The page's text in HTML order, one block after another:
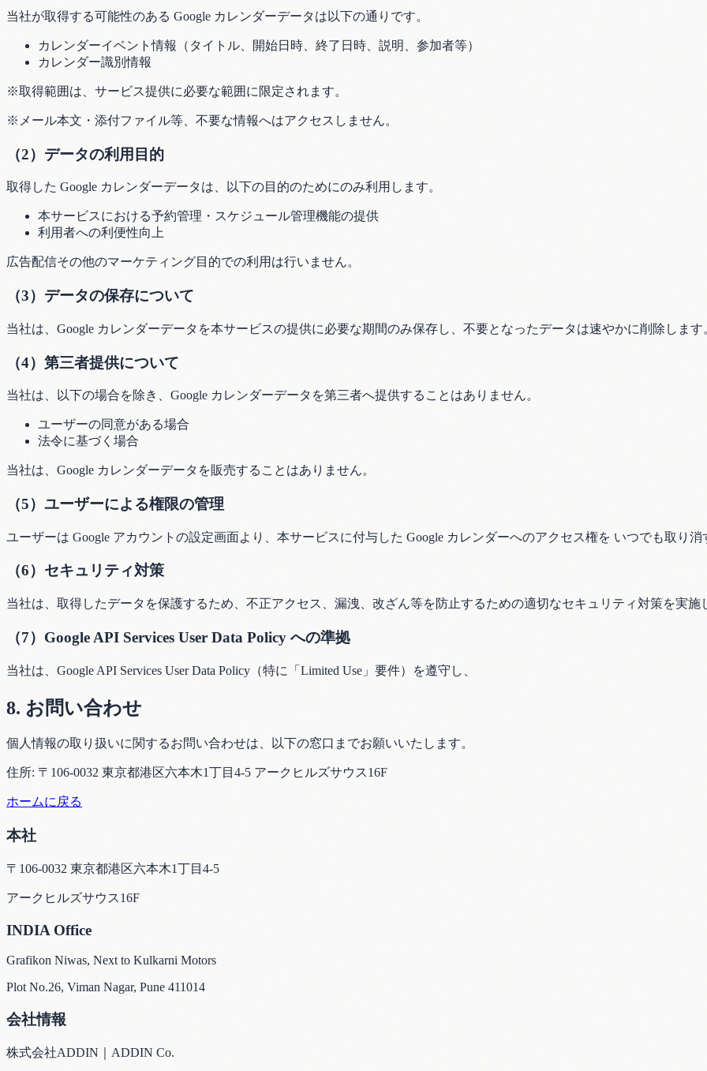
当社が取得する可能性のある Google カレンダーデータは以下の通りです。
カレンダーイベント情報（タイトル、開始日時、終了日時、説明、参加者等）
カレンダー識別情報
※取得範囲は、サービス提供に必要な範囲に限定されます。
※メール本文・添付ファイル等、不要な情報へはアクセスしません。
（2）データの利用目的
取得した Google カレンダーデータは、以下の目的のためにのみ利用します。
本サービスにおける予約管理・スケジュール管理機能の提供
利用者への利便性向上
広告配信その他のマーケティング目的での利用は行いません。
（3）データの保存について
当社は、Google カレンダーデータを本サービスの提供に必要な期間のみ保存し、不要となったデータは速やかに削除します
（4）第三者提供について
当社は、以下の場合を除き、Google カレンダーデータを第三者へ提供することはありません。
ユーザーの同意がある場合
法令に基づく場合
当社は、Google カレンダーデータを販売することはありません。
（5）ユーザーによる権限の管理
ユーザーは Google アカウントの設定画面より、本サービスに付与した Google カレンダーへのアクセス権を いつでも取り
（6）セキュリティ対策
当社は、取得したデータを保護するため、不正アクセス、漏洩、改ざん等を防止するための適切なセキュリティ対策を実施
（7）Google API Services User Data Policy への準拠
当社は、Google API Services User Data Policy（特に「Limited Use」要件）を遵守し、
8. お問い合わせ
個人情報の取り扱いに関するお問い合わせは、以下の窓口までお願いいたします。
住所: 〒106-0032 東京都港区六本木1丁目4-5 アークヒルズサウス16F
ホームに戻る
本社
〒106-0032 東京都港区六本木1丁目4-5
アークヒルズサウス16F
INDIA Office
Grafikon Niwas, Next to Kulkarni Motors
Plot No.26, Viman Nagar, Pune 411014
会社情報
株式会社ADDIN｜ADDIN Co.